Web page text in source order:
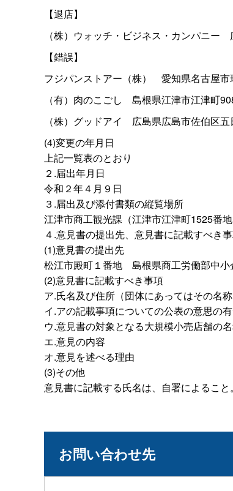
【退店】
（株）ウォッチ・ビジネス・カンパニー
【錯誤】
フジパンストアー（株） 愛知県名古屋
（有）肉のこごし 島根県江津市江津町
（株）グッドアイ 広島県広島市佐伯区五
(4)変更の年月日
上記一覧表のとおり
２.届出年月日
令和２年４月９日
３.届出及び添付書類の縦覧場所
江津市商工観光課（江津市江津町1525番地
４.意見書の提出先、意見書に記載すべき
(1)意見書の提出先
松江市殿町１番地 島根県商工労働部中小
(2)意見書に記載すべき事項
ア.氏名及び住所（団体にあってはその名
イ.アの記載事項についての公表の意思の
ウ.意見書の対象となる大規模小売店舗の
エ.意見の内容
オ.意見を述べる理由
(3)その他
意見書に記載する氏名は、自署によること。
お問い合わせ先